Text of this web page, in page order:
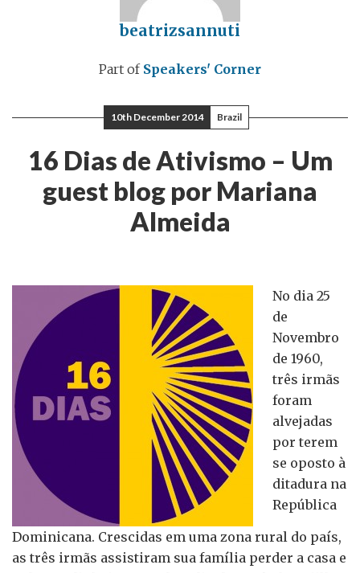
beatrizsannuti
Part of Speakers' Corner
10th December 2014 Brazil
16 Dias de Ativismo – Um
guest blog por Mariana
Almeida
No dia 25
de
Novembro
de 1960,
três irmãs
foram
alvejadas
por terem
se oposto à
ditadura na
República
Dominicana. Crescidas em uma zona rural do país,
as três irmãs assistiram sua família perder a casa e